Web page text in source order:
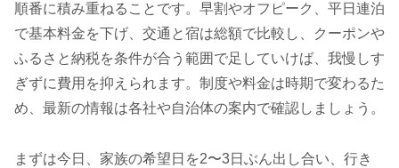
順番に積み重ねることです。早割やオフピーク、平日連泊
で基本料金を下げ、交通と宿は総額で比較し、クーポンや
ふるさと納税を条件が合う範囲で足していけば、我慢しす
ぎずに費用を抑えられます。制度や料金は時期で変わるた
め、最新の情報は各社や自治体の案内で確認しましょう。
まずは今日、家族の希望日を2〜3日ぶん出し合い、行き